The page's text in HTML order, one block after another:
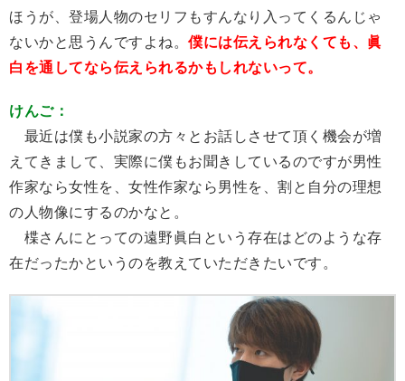
ほうが、登場人物のセリフもすんなり入ってくるんじゃ
ないかと思うんですよね。 僕には伝えられなくても、眞
白を通してなら伝えられるかもしれないって。
けんご：
最近は僕も小説家の方々とお話しさせて頂く機会が増
えてきまして、実際に僕もお聞きしているのですが男性
作家なら女性を、女性作家なら男性を、割と自分の理想
の人物像にするのかなと。
楪さんにとっての遠野眞白という存在はどのような存
在だったかというのを教えていただきたいです。